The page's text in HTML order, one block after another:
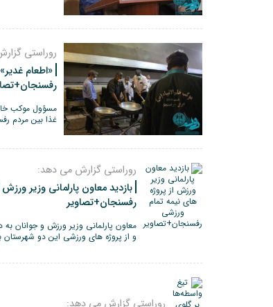
روراستی
«اطعام
غذا بین مردم
روراستی گزارش می دهد:
بازدید معاون پارلمانی وزیر
رفسنجان+تصاویر
معاون پارلمانی وزیر ورزش و جوانان
و از پروژه های ورزشی این دو شهرستان